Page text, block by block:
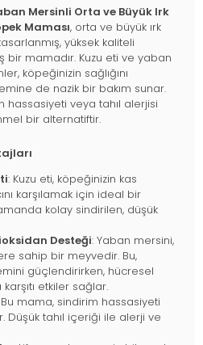
Mersinli Orta ve Büyük Irk
Maması, orta ve büyük ırk
yüksek kaliteli
bir mamadır. Kuzu eti ve yaban
köpeğinizin sağlığını
de nazik bir bakım sunar.
hassasiyeti veya tahıl alerjisi
bir alternatiftir.
: Kuzu eti, köpeğinizin kas
karşılamak için ideal bir
kolay sindirilen, düşük
Desteği: Yaban mersini,
sahip bir meyvedir. Bu,
güçlendirirken, hücresel
etkiler sağlar.
Bu mama, sindirim hassasiyeti
tahıl içeriği ile alerji ve